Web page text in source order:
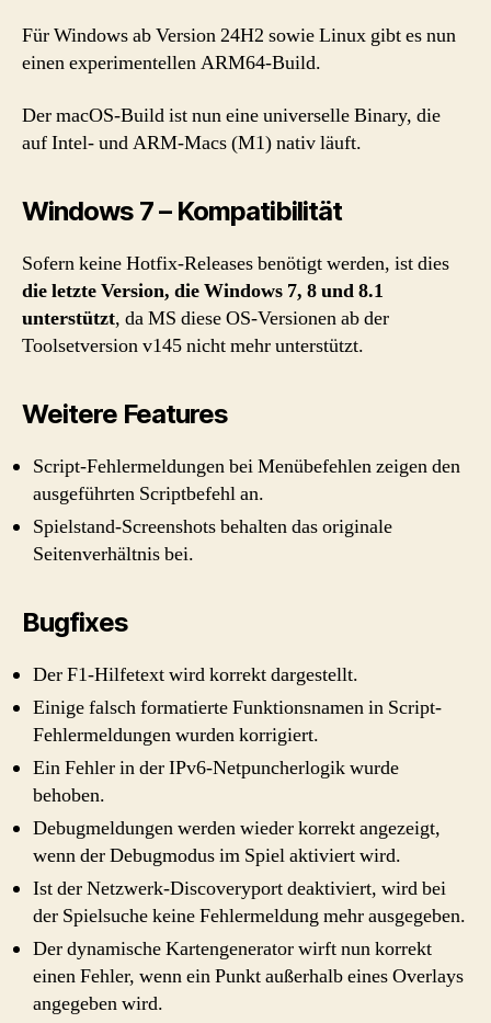
Für Windows ab Version 24H2 sowie Linux gibt es nun
einen experimentellen ARM64-Build.
Der macOS-Build ist nun eine universelle Binary, die
auf Intel- und ARM-Macs (M1) nativ läuft.
Windows 7 – Kompatibilität
Sofern keine Hotfix-Releases benötigt werden, ist dies
die letzte Version, die Windows 7, 8 und 8.1
unterstützt, da MS diese OS-Versionen ab der
Toolsetversion v145 nicht mehr unterstützt.
Weitere Features
Script-Fehlermeldungen bei Menübefehlen zeigen den
ausgeführten Scriptbefehl an.
Spielstand-Screenshots behalten das originale
Seitenverhältnis bei.
Bugfixes
Der F1-Hilfetext wird korrekt dargestellt.
Einige falsch formatierte Funktionsnamen in Script-
Fehlermeldungen wurden korrigiert.
Ein Fehler in der IPv6-Netpuncherlogik wurde
behoben.
Debugmeldungen werden wieder korrekt angezeigt,
wenn der Debugmodus im Spiel aktiviert wird.
Ist der Netzwerk-Discoveryport deaktiviert, wird bei
der Spielsuche keine Fehlermeldung mehr ausgegeben.
Der dynamische Kartengenerator wirft nun korrekt
einen Fehler, wenn ein Punkt außerhalb eines Overlays
angegeben wird.